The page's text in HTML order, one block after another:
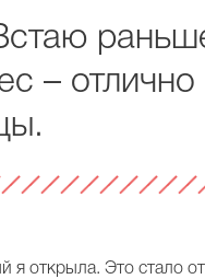
– отлично
Это стало